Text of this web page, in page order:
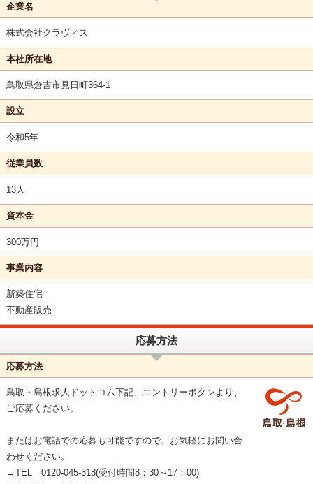
企業名
株式会社クラヴィス
本社所在地
鳥取県倉吉市見日町364-1
設立
令和5年
従業員数
13人
資本金
300万円
事業内容
新築住宅
不動産販売
応募方法
応募方法
鳥取・島根求人ドットコム下記、エントリーボタンより、
ご応募ください。
またはお電話での応募も可能ですので、お気軽にお問い合
わせください。
→TEL 0120-045-318(受付時間8：30～17：00)